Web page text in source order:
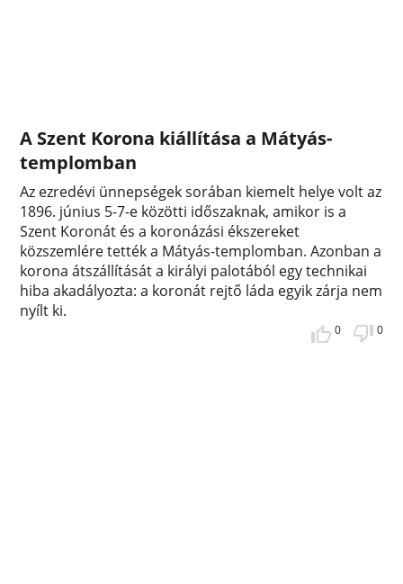
A Szent Korona kiállítása a Mátyás-
templomban
Az ezredévi ünnepségek sorában kiemelt helye volt az
1896. június 5-7-e közötti időszaknak, amikor is a
Szent Koronát és a koronázási ékszereket
közszemlére tették a Mátyás-templomban. Azonban a
korona átszállítását a királyi palotából egy technikai
hiba akadályozta: a koronát rejtő láda egyik zárja nem
nyílt ki.
0 0